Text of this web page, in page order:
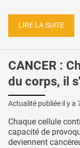
LIRE LA SUITE
CANCER :
du corps, il
Actualité publiée il y a
Chaque cellule
capacité de
deviennent